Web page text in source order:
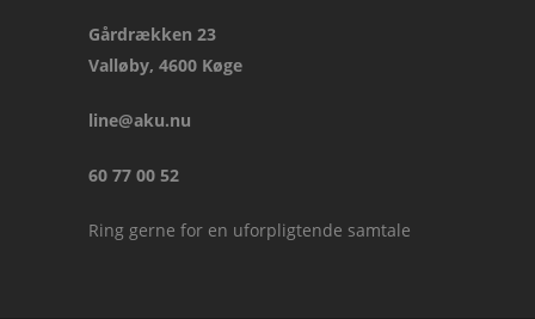
Gårdrækken 23
Valløby, 4600 Køge
line@aku.nu
60 77 00 52
Ring gerne for en uforpligtende samtale